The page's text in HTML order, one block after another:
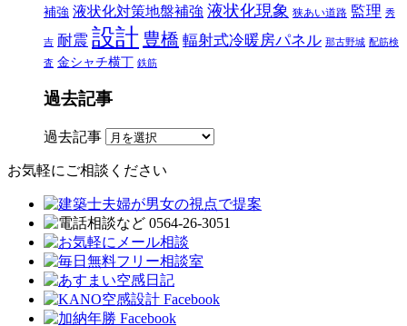
補強 液状化対策地盤補強 液状化現象 狭あい道路 監理 秀
吉 耐震 設計 豊橋 輻射式冷暖房パネル 那古野城 配筋検
査 金シャチ横丁 鉄筋
過去記事
過去記事
お気軽にご相談ください